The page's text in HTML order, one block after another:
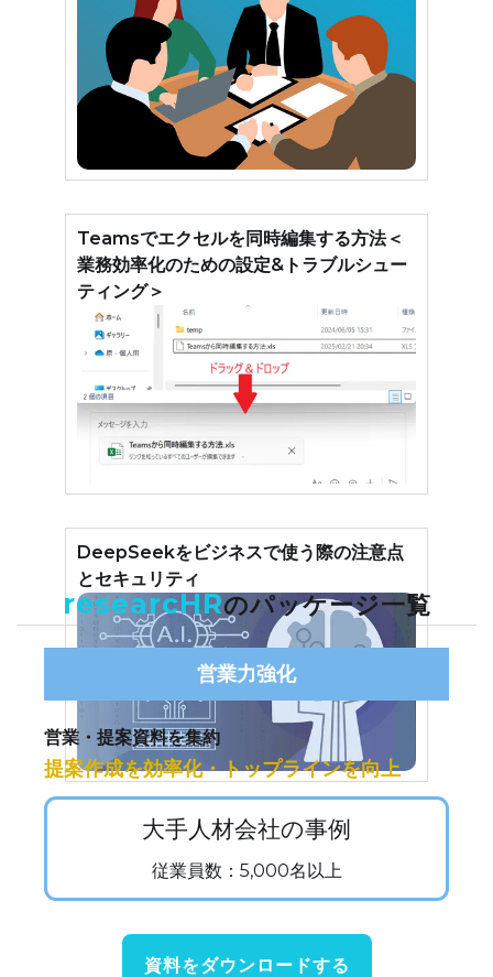
Teamsでエクセルを同時編集する方法＜
業務効率化のための設定&トラブルシュー
ティング＞
DeepSeekをビジネスで使う際の注意点
とセキュリティ
researcHRのパッケージ一覧
営業力強化
営業・提案資料を集約
提案作成を効率化・トップラインを向上
大手人材会社の事例
従業員数：5,000名以上
資料をダウンロードする